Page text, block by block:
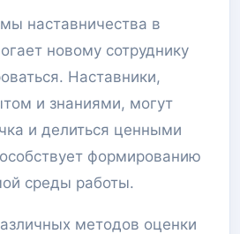
наставничества в
новому сотруднику
Наставники,
и знаниями, могут
и делиться ценными
формированию
среды работы.
методов оценки